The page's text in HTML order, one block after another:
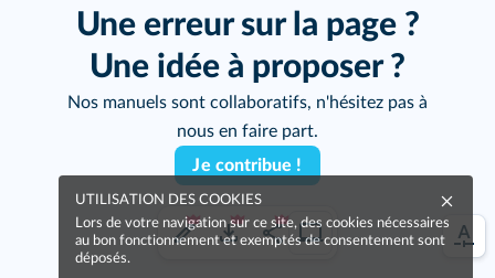
Une erreur sur la page ?
Une idée à proposer ?
Nos manuels sont collaboratifs, n'hésitez pas à
nous en faire part.
Je contribue !
UTILISATION DES COOKIES
Lors de votre navigation sur ce site, des cookies nécessaires
au bon fonctionnement et exemptés de consentement sont
déposés.